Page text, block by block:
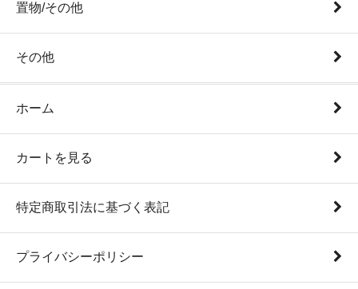
置物/その他
その他
ホーム
カートを見る
特定商取引法に基づく表記
プライバシーポリシー